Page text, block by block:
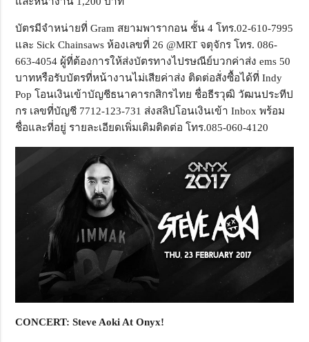
บัตรมีจำหน่ายที่ Gram สยามพารากอน ชั้น 4 โทร.02-610-7995
และ Sick Chainsaws ห้องเลขที่ 26 @MRT จตุจักร โทร. 086-
663-4054 ผู้ที่ต้องการให้ส่งบัตรทางไปรษณีย์บวกค่าส่ง ems 50
บาทหรือรับบัตรที่หน้างานไม่เสียค่าส่ง ติดต่อสั่งซื้อได้ที่ Indy
Pop โอนเงินเข้าบัญชีธนาคารกสิกรไทย ชื่อธีรวุฒิ วัฒนประทีป
กร เลขที่บัญชี 7712-123-731 ส่งสลิปโอนเงินเข้า Inbox พร้อม
ชื่อและที่อยู่ รายละเอียดเพิ่มเติมติดต่อ โทร.085-060-4120
CONCERT: Steve Aoki At Onyx!